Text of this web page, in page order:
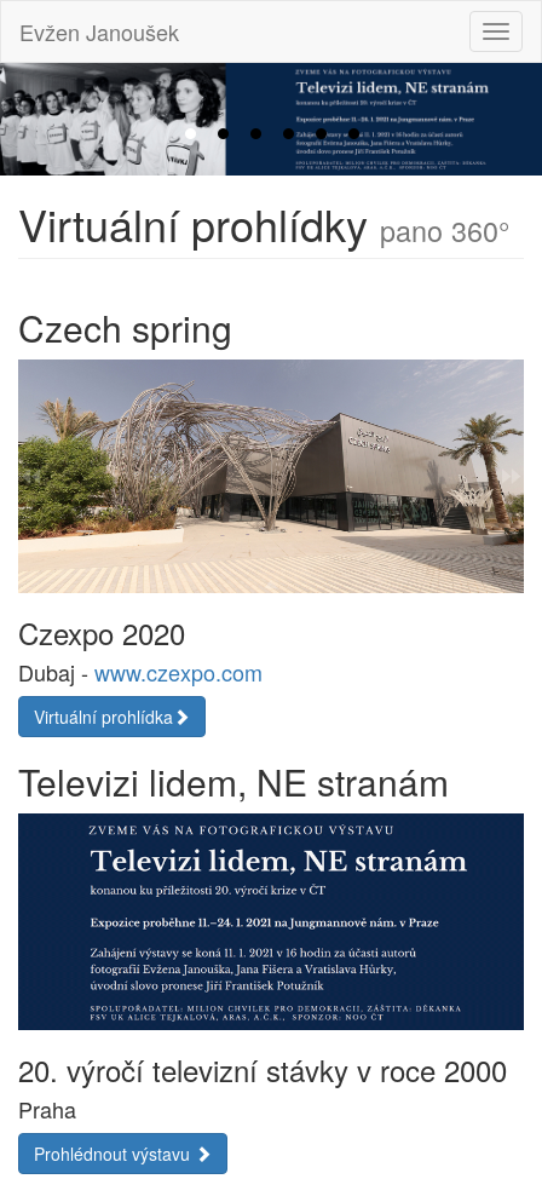
Evžen Janoušek
Virtuální prohlídky pano 360°
Czech spring
Czexpo 2020
Dubaj - www.czexpo.com
Virtuální prohlídka
Televizi lidem, NE stranám
20. výročí televizní stávky v roce 2000
Praha
Prohlédnout výstavu